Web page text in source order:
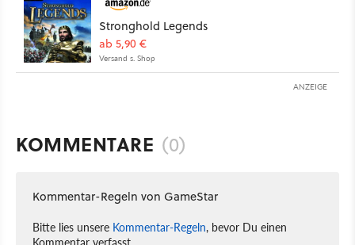
Stronghold Legends
ab 5,90 €
Versand s. Shop
ANZEIGE
KOMMENTARE (0)
Kommentar-Regeln von GameStar
Bitte lies unsere Kommentar-Regeln, bevor Du einen
Kommentar verfasst.